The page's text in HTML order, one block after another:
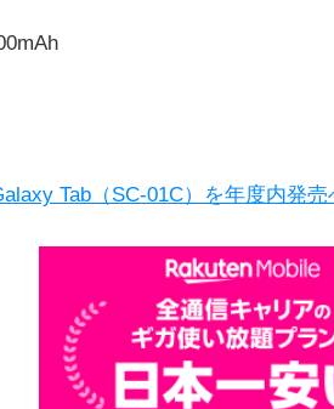
Tab（SC-01C）を年度内発